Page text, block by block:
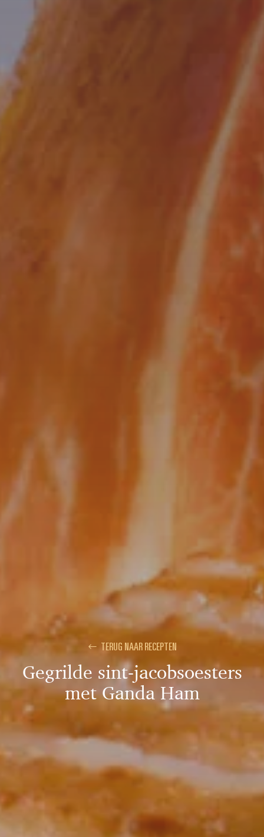
TERUG NAAR RECEPTEN
Gegrilde sint-jacobsoesters
met Ganda Ham